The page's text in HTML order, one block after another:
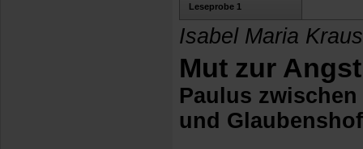
Leseprobe 1
Isabel Maria Kraus
Mut zur Angst
Paulus
und